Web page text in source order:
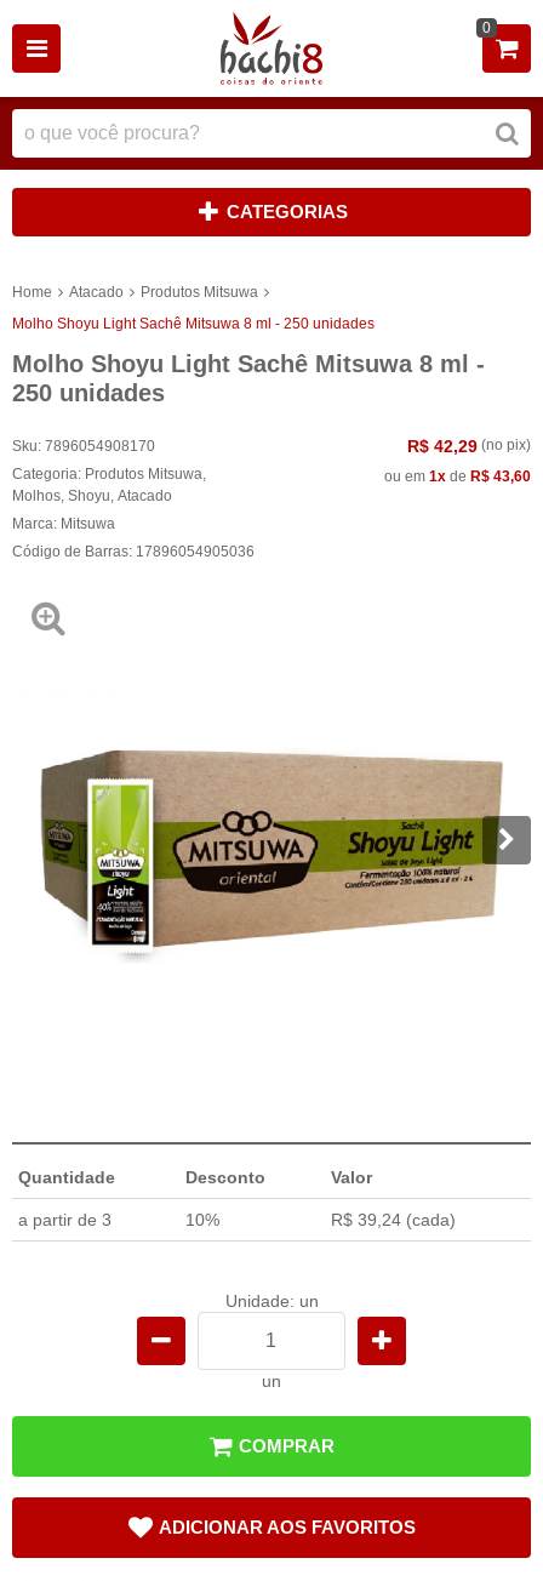
0
CATEGORIAS
Home Atacado
Produtos Mitsuwa
Molho Shoyu Light Sachê Mitsuwa 8 ml - 250 unidades
Molho Shoyu Light Sachê Mitsuwa 8 ml -
250 unidades
Sku: 7896054908170
Categoria: Produtos Mitsuwa
Molhos Shoyu Atacado
Marca: Mitsuwa
Código de Barras: 17896054905036
R$ 42,29 (no pix)
ou em 1x de R$ 43,60
Quantidade Desconto Valor
a partir de 3 10% R$ 39,24 (cada)
Unidade: un
un
COMPRAR
ADICIONAR AOS FAVORITOS